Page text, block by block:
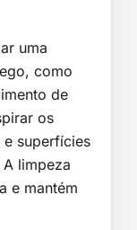
uma
como
de
os
e superfícies
limpeza
e mantém